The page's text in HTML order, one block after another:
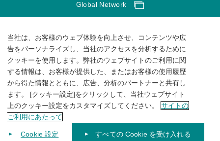
Global Network
ソーシャルメディアポリシー
個人情報保護方針
サイトマップ
当社は、お客様のウェブ体験を向上させ、コンテンツや広
告をパーソナライズし、当社のアクセスを分析するために
クッキーを使用します。弊社のウェブサイトのご利用に関
する情報は、お客様が提供した、またはお客様の使用履歴
から得た情報とともに、広告、分析のパートナーと共有し
ます。 [クッキー設定]をクリックして、当社ウェブサイト
上のクッキー設定をカスタマイズしてください。
サイトの
ご利用にあたって
Cookie 設定 すべての Cookie を受け入れる